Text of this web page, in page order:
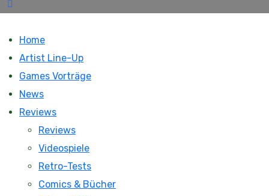
Home
Artist Line-Up
Games Vorträge
News
Reviews
Reviews
Videospiele
Retro-Tests
Comics & Bücher